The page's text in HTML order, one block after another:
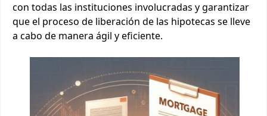
con todas las instituciones involucradas y garantizar
que el proceso de liberación de las hipotecas se lleve
a cabo de manera ágil y eficiente.